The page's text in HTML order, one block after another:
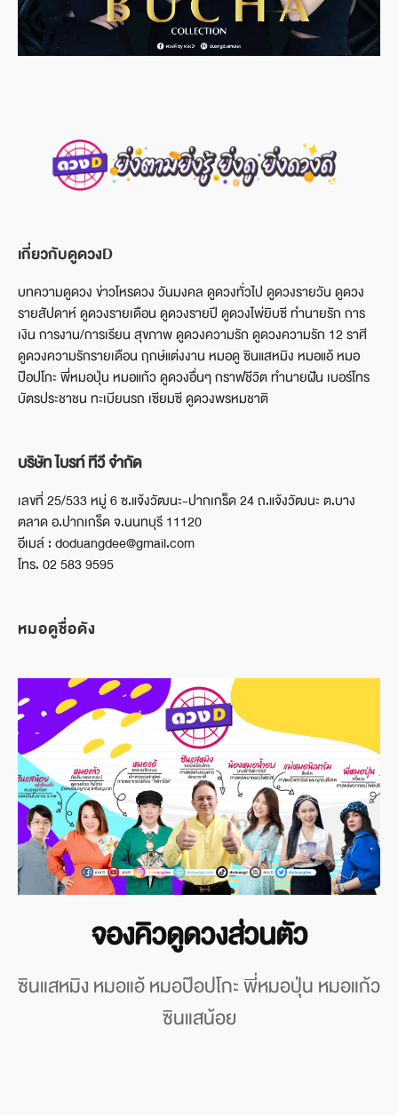
เกี่ยวกับดูดวงD
บทความดูดวง ข่าวโหรดวง วันมงคล ดูดวงทั่วไป ดูดวงรายวัน ดูดวง
รายสัปดาห์ ดูดวงรายเดือน ดูดวงรายปี ดูดวงไพ่ยิบซี ทำนายรัก การ
เงิน การงาน/การเรียน สุขภาพ ดูดวงความรัก ดูดวงความรัก 12 ราศี
ดูดวงความรักรายเดือน ฤกษ์แต่งงาน หมอดู ซินแสหมิง หมอแอ้ หมอ
ป๊อปโกะ พี่หมอปุ่น หมอแก้ว ดูดวงอื่นๆ กราฟชีวิต ทำนายฝัน เบอร์โทร
บัตรประชาชน ทะเบียนรถ เซียมซี ดูดวงพรหมชาติ
บริษัท ไบรท์ ทีวี จำกัด
เลขที่ 25/533 หมู่ 6 ซ.แจ้งวัฒนะ-ปากเกร็ด 24 ถ.แจ้งวัฒนะ ต.บาง
ตลาด อ.ปากเกร็ด จ.นนทบุรี 11120
อีเมล์ : doduangdee@gmail.com
โทร. 02 583 9595
หมอดูชื่อดัง
จองคิวดูดวงส่วนตัว
ซินแสหมิง หมอแอ้ หมอป๊อปโกะ พี่หมอปุ่น หมอแก้ว
ซินแสน้อย